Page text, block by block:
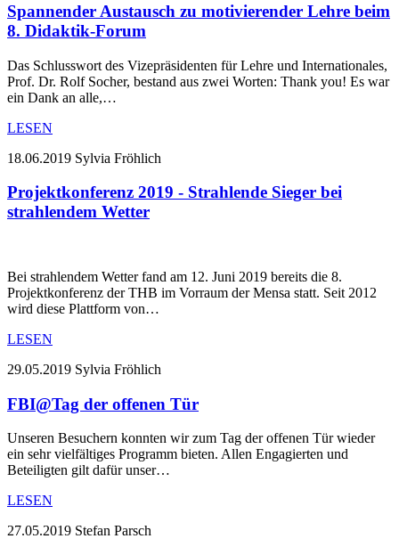
Spannender Austausch zu motivierender Lehre beim
8. Didaktik-Forum
Das Schlusswort des Vizepräsidenten für Lehre und Internationales,
Prof. Dr. Rolf Socher, bestand aus zwei Worten: Thank you! Es war
ein Dank an alle,…
LESEN
18.06.2019 Sylvia Fröhlich
Projektkonferenz 2019 - Strahlende Sieger bei
strahlendem Wetter
Bei strahlendem Wetter fand am 12. Juni 2019 bereits die 8.
Projektkonferenz der THB im Vorraum der Mensa statt. Seit 2012
wird diese Plattform von…
LESEN
29.05.2019 Sylvia Fröhlich
FBI@Tag der offenen Tür
Unseren Besuchern konnten wir zum Tag der offenen Tür wieder
ein sehr vielfältiges Programm bieten. Allen Engagierten und
Beteiligten gilt dafür unser…
LESEN
27.05.2019 Stefan Parsch